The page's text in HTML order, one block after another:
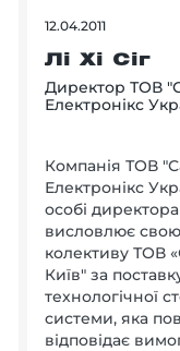
12.04.2011
Лі Хі Сіг
Директор ТОВ
Електронікс
Компанія ТОВ
Електронікс
особі
висловлює
колективу ТОВ
Київ" за
технологічної
системи, яка
відповідає